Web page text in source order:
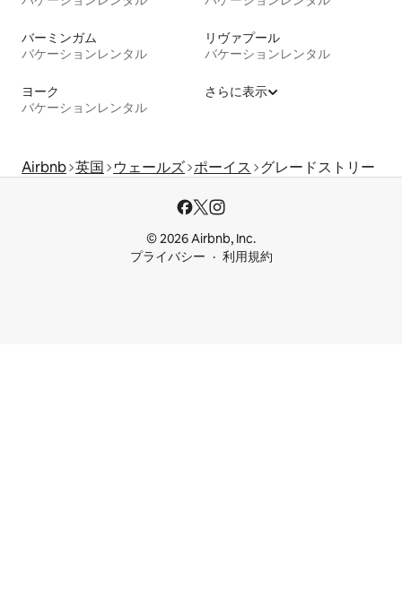
バーミンガム
バケーションレンタル
リヴァプール
バケーションレンタル
ヨーク
バケーションレンタル
さらに表示
Airbnb 英国 ウェールズ ポーイス グレードストリー
© 2026 Airbnb, Inc.
プライバシー
利用規約